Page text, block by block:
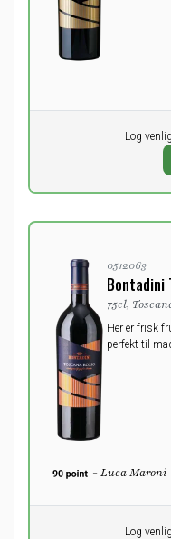
Log
0512063
Bontadini
75cl,
Her er frisk
perfekt til
- Luca Maroni
Log